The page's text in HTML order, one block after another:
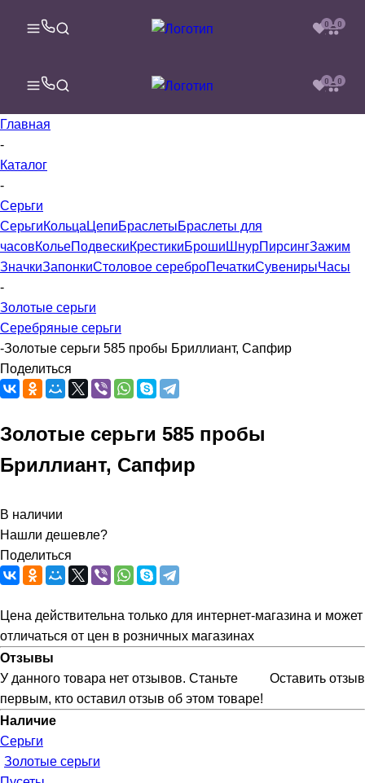
0 0
0 0
Главная
-
Каталог
-
Серьги
СерьгиКольца ЦепиБраслетыБраслеты для
часовКольеПодвескиКрестикиБроши ШнурПирсингЗажим
ЗначкиЗапонкиСтоловое сереброПечаткиСувенирыЧасы
-
Золотые серьги
Серебряные серьги
-Золотые серьги 585 пробы Бриллиант, Сапфир
Поделиться
Золотые серьги 585 пробы
Бриллиант, Сапфир
В наличии
Нашли дешевле?
Поделиться
Цена действительна только для интернет-магазина и может
отличаться от цен в розничных магазинах
Отзывы
Оставить отзыв
У данного товара нет отзывов. Станьте
первым, кто оставил отзыв об этом товаре!
Наличие
Серьги
Золотые серьги